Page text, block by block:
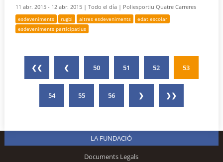
11 abr. 2015 - 12 abr. 2015 |Todo el día | Poliesportiu Quatre Carreres
esdeveniments rugbi altres esdeveniments
edat escolar
esdeveniments participatius
❮❮ ❮ 50 51 52 53
54 55 56 ❯ ❯❯
LA FUNDACIÓ
Documents Legals